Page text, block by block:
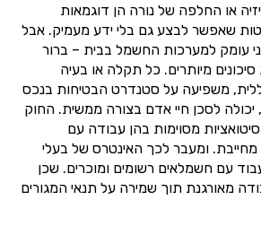
או החלפה של נורה הן דוגמאות
שאפשר לבצע גם בלי ידע מעמיק. אבל
עומק למערכות החשמל בבית – ברור
מיותרים. כל תקלה או בעיה
משפיעה על סטנדרט הבטיחות בנכס
לסכן חיי אדם בצורה ממשית. החוק
סיטואציות מסוימות בהן עבודה עם
ומעבר לכך האינטרס של בעלי
עם חשמלאים רשומים ומוכרים. שכן
מאורגנת תוך שמירה על תנאי המגורים